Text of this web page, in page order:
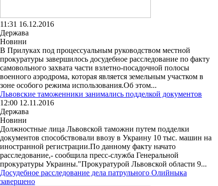
11:31 16.12.2016
Держава
Новини
В Прилуках под процессуальным руководством местной
прокуратуры завершилось досудебное расследование по факту
самовольного захвата части взлетно-посадочной полосы
военного аэродрома, которая является земельным участком в
зоне особого режима использования.Об этом...
Львовские таможенники занимались подделкой документов
12:00 12.11.2016
Держава
Новини
Должностные лица Львовской таможни путем подделки
документов способствовали ввозу в Украину 10 тыс. машин на
иностранной регистрации.По данному факту начато
расследование,- сообщила пресс-служба Генеральной
прокуратуры Украины."Прокуратурой Львовской области 9...
Досудебное расследование дела патрульного Олийныка
завершено